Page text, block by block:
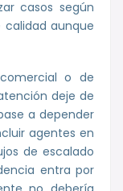
casos según
aunque
o de
deje de
a depender
agentes en
de escalado
entra por